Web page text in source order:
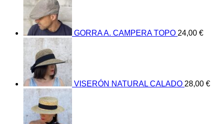
GORRA A. CAMPERA TOPO 24,00 €
VISERÓN NATURAL CALADO 28,00 €